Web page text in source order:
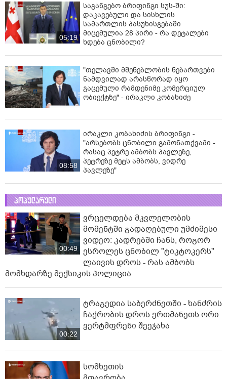
05:19
საგანგებო ბრიფინგი სუს-ში:
დაკავებული და სისხლის
სამართლის პასუხისგებაში
მიცემულია 28 პირი - რა დეტალები
ხდება ცნობილი?
"თელავში მშენებლობის ნებართვები
ნამდვილად არასწორად იყო
გაცემული რამდენიმე კომერციულ
ობიექტზე" - ირაკლი კობახიძე
08:58
ირაკლი კობახიძის ბრიფინგი -
"არსებობს ცნობილი გამონათქვამი -
რასაც პეტრე ამბობს პავლეზე,
პეტრეზე მეტს ამბობს, ვიდრე
პავლეზე"
პოპულარული
00:49
ვრცელდება მკვლელობის
მომენტში გადაღებული უმძიმესი
ვიდეო: კადრებში ჩანს, როგორ
ესროლეს ცნობილ "ტიკტოკერს"
ლაივის დროს - რას ამბობს
მომხდარზე მექსიკის პოლიცია
00:22
ტრაგედია საბერძნეთში - ხანძრის
ჩაქრობის დროს ერთმანეთს ორი
ვერტმფრენი შეეჯახა
სომხეთის